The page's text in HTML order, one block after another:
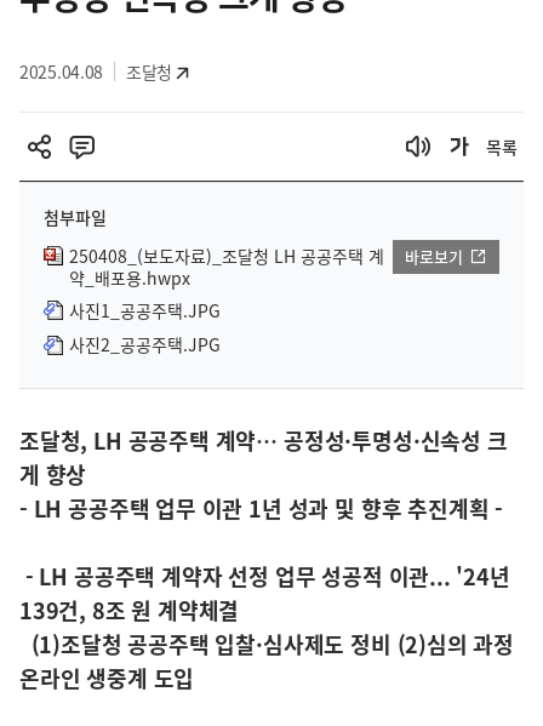
2025.04.08 조달청
목록
첨부파일
250408_(보도자료)_조달청 LH 공공주택 계
약_배포용.hwpx
바로보기
사진1_공공주택.JPG
사진2_공공주택.JPG
조달청, LH 공공주택 계약… 공정성·투명성·신속성 크
게 향상
- LH 공공주택 업무 이관 1년 성과 및 향후 추진계획 -
- LH 공공주택 계약자 선정 업무 성공적 이관... '24년
139건, 8조 원 계약체결
(1)조달청 공공주택 입찰·심사제도 정비 (2)심의 과정
온라인 생중계 도입